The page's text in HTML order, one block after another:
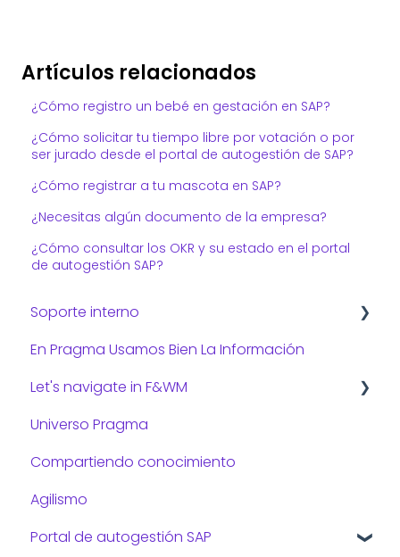
Artículos relacionados
¿Cómo registro un bebé en gestación en SAP?
¿Cómo solicitar tu tiempo libre por votación o por
ser jurado desde el portal de autogestión de SAP?
¿Cómo registrar a tu mascota en SAP?
¿Necesitas algún documento de la empresa?
¿Cómo consultar los OKR y su estado en el portal
de autogestión SAP?
Soporte interno
Consejos de TI
En Pragma Usamos Bien La Información
Let's navigate in F&WM
Preguntas frecuentes:
Gestión administrativa
Gestión de viajes
Universo Pragma
Compartiendo conocimiento
Agilismo
Portal de autogestión SAP